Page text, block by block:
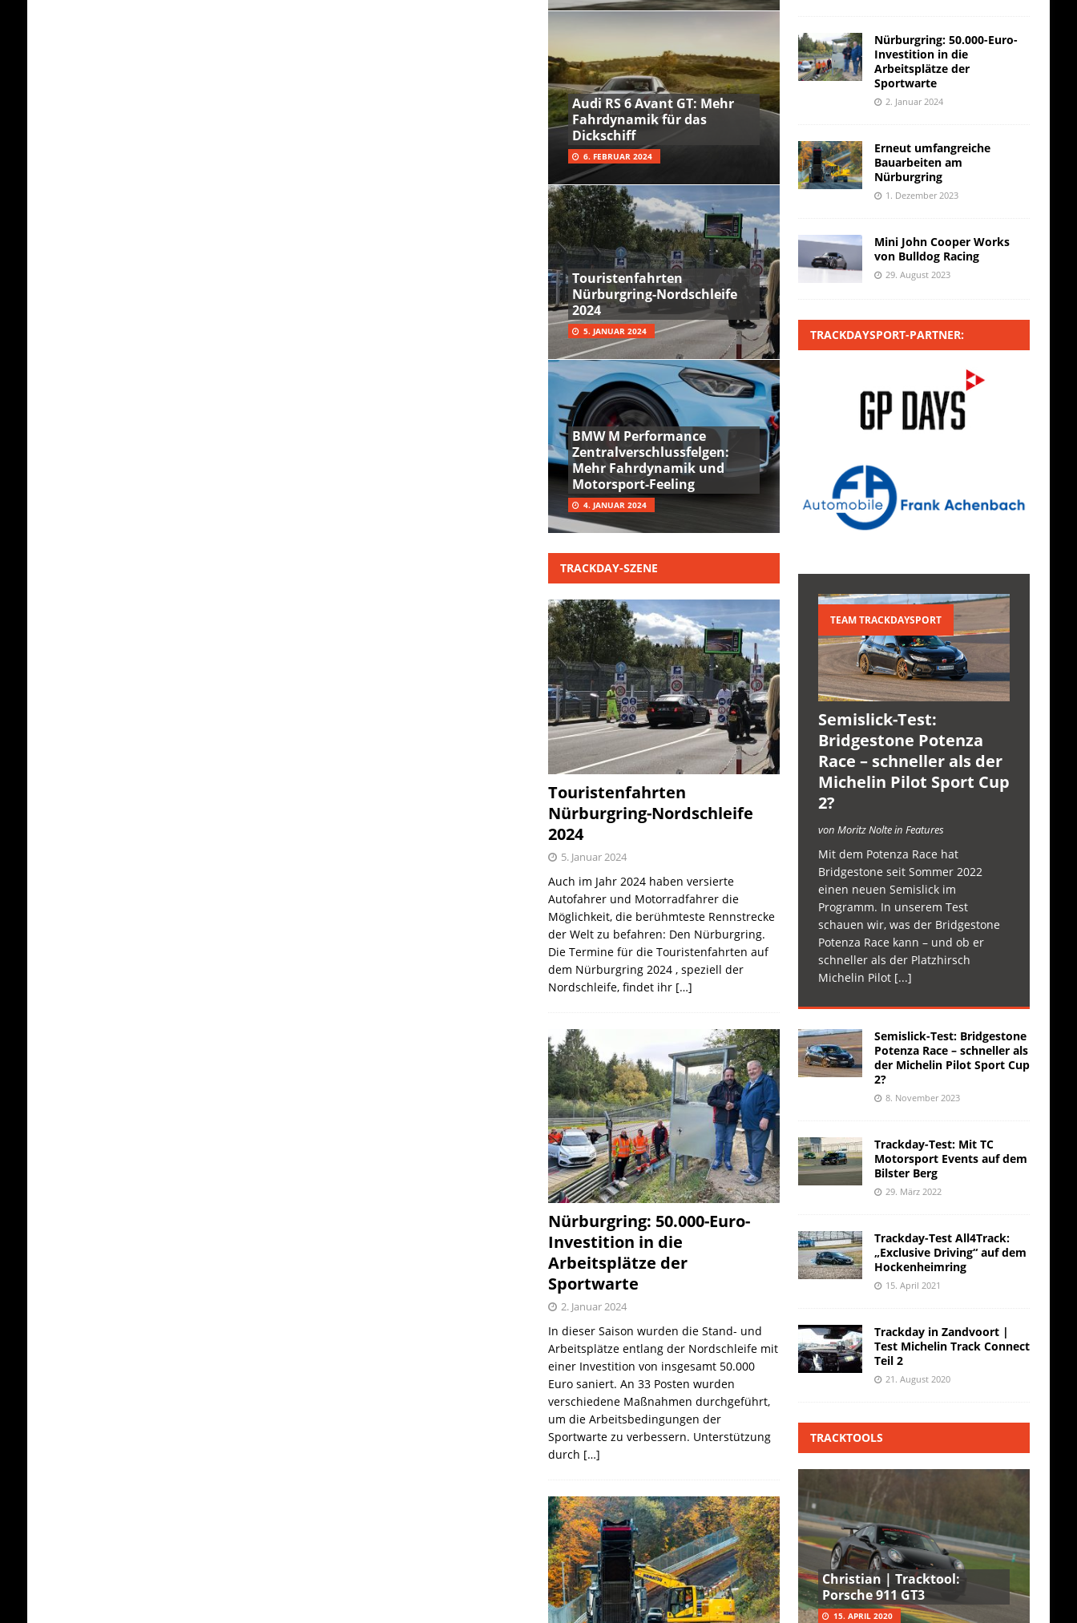
Audi RS 6 Avant GT: Mehr
Fahrdynamik für das
Dickschiff
6. FEBRUAR 2024
Touristenfahrten
Nürburgring-Nordschleife
2024
5. JANUAR 2024
BMW M Performance
Zentralverschlussfelgen:
Mehr Fahrdynamik und
Motorsport-Feeling
4. JANUAR 2024
TRACKDAY-SZENE
Touristenfahrten
Nürburgring-Nordschleife
2024
5. Januar 2024
Auch im Jahr 2024 haben versierte
Autofahrer und Motorradfahrer die
Möglichkeit, die berühmteste Rennstrecke
der Welt zu befahren: Den Nürburgring.
Die Termine für die Touristenfahrten auf
dem Nürburgring 2024 , speziell der
Nordschleife, findet ihr […]
Nürburgring: 50.000-Euro-
Investition in die
Arbeitsplätze der
Sportwarte
2. Januar 2024
In dieser Saison wurden die Stand- und
Arbeitsplätze entlang der Nordschleife mit
einer Investition von insgesamt 50.000
Euro saniert. An 33 Posten wurden
verschiedene Maßnahmen durchgeführt,
um die Arbeitsbedingungen der
Sportwarte zu verbessern. Unterstützung
durch […]
Nürburgring: 50.000-Euro-
Investition in die
Arbeitsplätze der
Sportwarte
2. Januar 2024
Erneut umfangreiche
Bauarbeiten am
Nürburgring
1. Dezember 2023
Mini John Cooper Works
von Bulldog Racing
29. August 2023
TRACKDAYSPORT-PARTNER:
TEAM TRACKDAYSPORT
Semislick-Test:
Bridgestone Potenza
Race – schneller als der
Michelin Pilot Sport Cup
2?
von Moritz Nolte in Features
Mit dem Potenza Race hat
Bridgestone seit Sommer 2022
einen neuen Semislick im
Programm. In unserem Test
schauen wir, was der Bridgestone
Potenza Race kann – und ob er
schneller als der Platzhirsch
Michelin Pilot [...]
Semislick-Test: Bridgestone
Potenza Race – schneller als
der Michelin Pilot Sport Cup
2?
8. November 2023
Trackday-Test: Mit TC
Motorsport Events auf dem
Bilster Berg
29. März 2022
Trackday-Test All4Track:
„Exclusive Driving“ auf dem
Hockenheimring
15. April 2021
Trackday in Zandvoort |
Test Michelin Track Connect
Teil 2
21. August 2020
TRACKTOOLS
Christian | Tracktool:
Porsche 911 GT3
15. APRIL 2020